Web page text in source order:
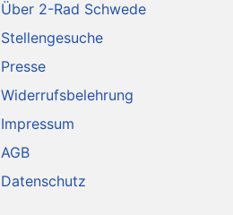
Über 2-Rad Schwede
Stellengesuche
Presse
Widerrufsbelehrung
Impressum
AGB
Datenschutz